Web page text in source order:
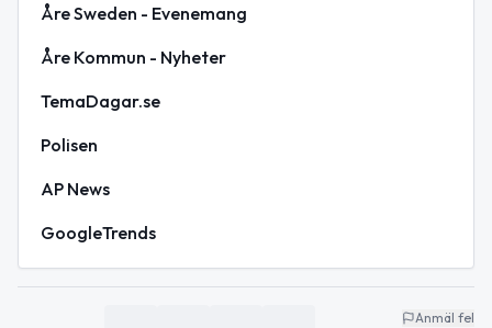
Åre Sweden - Evenemang
Åre Kommun - Nyheter
TemaDagar.se
Polisen
AP News
GoogleTrends
Anmäl fel